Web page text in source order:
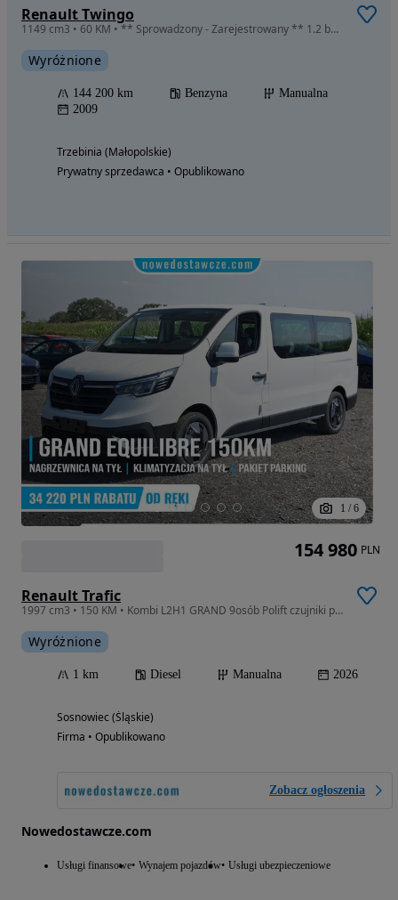
Renault Twingo
1149 cm3 • 60 KM • ** Sprowadzony - Zarejestrowany ** 1.2 benz. 60 KM ** KLIMA **
Wyróżnione
144 200 km Benzyna
Manualna
2009
Trzebinia (Małopolskie)
Prywatny sprzedawca • Opublikowano
1 / 6
Renault Trafic
1997 cm3 • 150 KM • Kombi L2H1 GRAND 9osób Polift czujniki przód/bok/tył
Wyróżnione
1 km Diesel Manualna 2026
Sosnowiec (Śląskie)
Firma • Opublikowano
Zobacz ogłoszenia
Nowedostawcze.com
Usługi finansowe Wynajem pojazdów Usługi ubezpieczeniowe
154 980 PLN